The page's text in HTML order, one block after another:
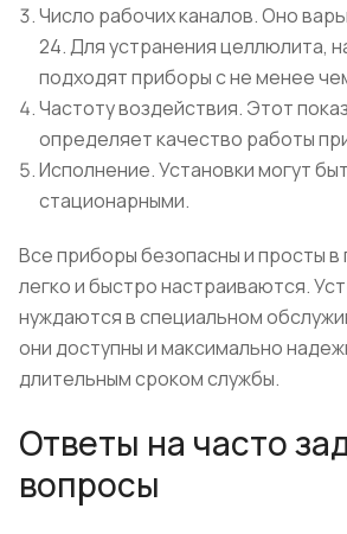
Число рабочих каналов. Оно
24. Для устранения целлюлита,
подходят приборы с не менее
Частоту воздействия. Этот
определяет качество работы
Исполнение. Установки могут
стационарными.
Все приборы безопасны и просты в
легко и быстро настраиваются.
нуждаются в специальном
они доступны и максимально
длительным сроком службы.
Ответы на часто
вопросы